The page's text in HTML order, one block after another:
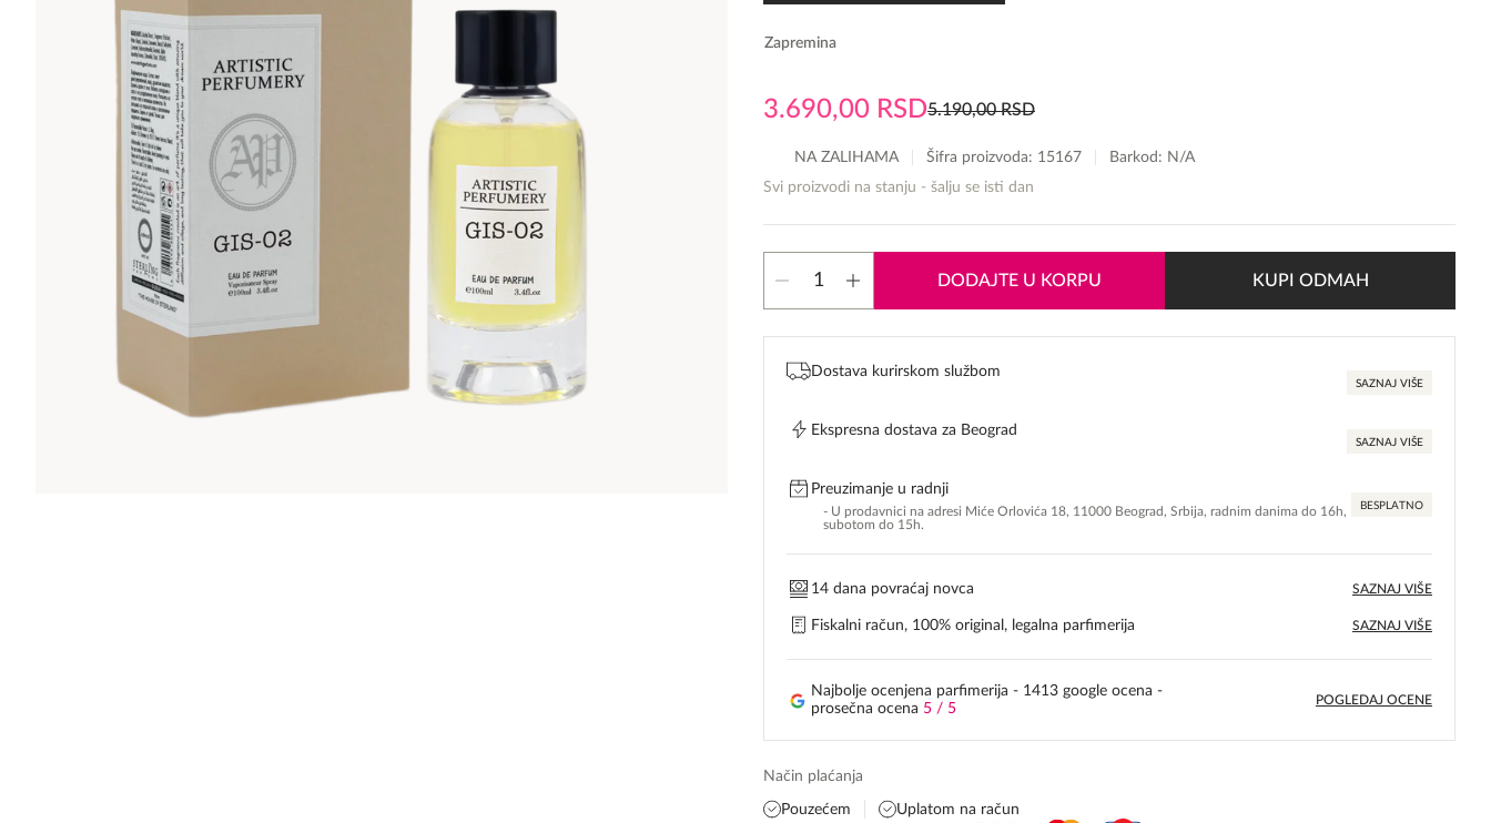
Zapremina
5.190,00RSD
Originalna
cena
je
bila:
5.190,00 RSD.
3.690,00 RSD
Trenutna
cena
je:
3.690,00 RSD.
NA ZALIHAMA Šifra proizvoda: 15167
Barkod: N/A
Svi proizvodi na stanju - šalju se isti dan
Artistic
GIS-
02
količina
DODAJTE U KORPU KUPI ODMAH
Dostava kurirskom službom
SAZNAJ VIŠE
Ekspresna dostava za Beograd
SAZNAJ VIŠE
Preuzimanje u radnji
- U prodavnici na adresi Miće Orlovića 18, 11000 Beograd, Srbija, radnim danima do 16h,
subotom do 15h.
BESPLATNO
14 dana povraćaj novca SAZNAJ VIŠE
Fiskalni račun, 100% original, legalna parfimerija SAZNAJ VIŠE
Najbolje ocenjena parfimerija - 1413 google ocena -
prosečna ocena 5 / 5
POGLEDAJ OCENE
Način plaćanja
Pouzećem
Uplatom na račun